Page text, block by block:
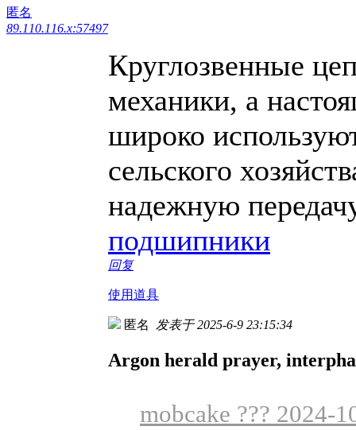
匿名
89.110.116.x:57497
Круглозвенные
механики, а
широко
сельского
надежную
подшипники
回复
使用道具
匿名 发表于 2025-6-9 23:15:34
Argon herald prayer,
mobcake ??? 2024-